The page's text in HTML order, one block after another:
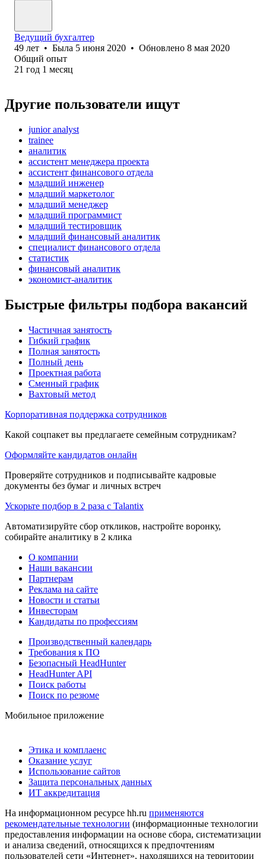
Ведущий бухгалтер
49 лет • Была 5 июня 2020 • Обновлено 8 мая 2020
Общий опыт
21 год 1 месяц
Другие пользователи ищут
junior analyst
trainee
аналитик
ассистент менеджера проекта
ассистент финансового отдела
младший инженер
младший маркетолог
младший менеджер
младший программист
младший тестировщик
младший финансовый аналитик
специалист финансового отдела
статистик
финансовый аналитик
экономист-аналитик
Быстрые фильтры подбора вакансий
Частичная занятость
Гибкий график
Полная занятость
Полный день
Проектная работа
Сменный график
Вахтовый метод
Корпоративная поддержка сотрудников
Какой соцпакет вы предлагаете семейным сотрудникам?
Оформляйте кандидатов онлайн
Проверяйте сотрудников и подписывайте кадровые
документы без бумаг и личных встреч
Ускорьте подбор в 2 раза с Talantix
Автоматизируйте сбор откликов, настройте воронку,
собирайте аналитику в 2 клика
О компании
Наши вакансии
Партнерам
Реклама на сайте
Новости и статьи
Инвесторам
Кандидаты по профессиям
Производственный календарь
Требования к ПО
Безопасный HeadHunter
HeadHunter API
Поиск работы
Поиск по резюме
Мобильное приложение
Этика и комплаенс
Оказание услуг
Использование сайтов
Защита персональных данных
ИТ аккредитация
На информационном ресурсе hh.ru применяются
рекомендательные технологии (информационные технологии
предоставления информации на основе сбора, систематизации
и анализа сведений, относящихся к предпочтениям
пользователей сети «Интернет», находящихся на территории